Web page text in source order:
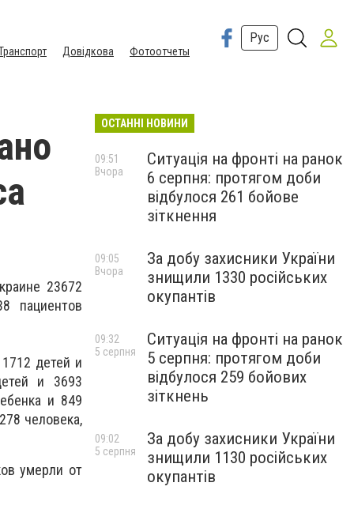
Довідкова Фотоотчеты
Рус
23672
пациентов
детей и
и 3693
и 849
человека,
умерли от
ОСТАННІ НОВИНИ
Ситуація на фронті на ранок
6 серпня: протягом доби
відбулося 261 бойове
зіткнення
09:51
Вчора
За добу захисники України
знищили 1330 російських
окупантів
09:05
Вчора
Ситуація на фронті на ранок
5 серпня: протягом доби
відбулося 259 бойових
зіткнень
09:32
5 серпня
За добу захисники України
знищили 1130 російських
окупантів
09:02
5 серпня